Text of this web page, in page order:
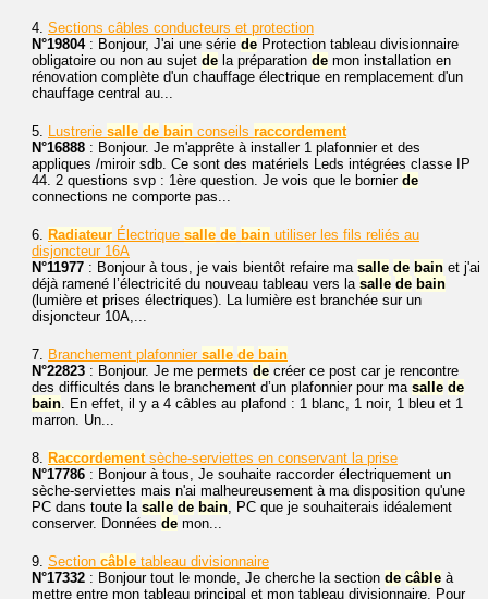
4. Sections câbles conducteurs et protection
N°19804: Bonjour, J'ai une série de Protection tableau divisionnaire
obligatoire ou non au sujet de la préparation de mon installation en
rénovation complète d'un chauffage électrique en remplacement d'un
chauffage central au...
5. Lustrerie salle de bain conseils raccordement
N°16888 : Bonjour. Je m'apprête à installer 1 plafonnier et des
appliques /miroir sdb. Ce sont des matériels Leds intégrées classe IP
44. 2 questions svp : 1ère question. Je vois que le bornier de
connections ne comporte pas...
6. Radiateur Électrique salle de bain utiliser les fils reliés au
disjoncteur 16A
N°11977 : Bonjour à tous, je vais bientôt refaire ma salle de bain et j'ai
déjà ramené l’électricité du nouveau tableau vers la salle de bain
(lumière et prises électriques). La lumière est branchée sur un
disjoncteur 10A,...
7. Branchement plafonnier salle de bain
N°22823 : Bonjour. Je me permets de créer ce post car je rencontre
des difficultés dans le branchement d’un plafonnier pour ma salle de
bain. En effet, il y a 4 câbles au plafond : 1 blanc, 1 noir, 1 bleu et 1
marron. Un...
8. Raccordementsèche-serviettes en conservant la prise
N°17786 : Bonjour à tous, Je souhaite raccorder électriquement un
sèche-serviettes mais n'ai malheureusement à ma disposition qu'une
PC dans toute la salle de bain, PC que je souhaiterais idéalement
conserver. Données de mon...
9. Section câble tableau divisionnaire
N°17332 : Bonjour tout le monde, Je cherche la section de câble à
mettre entre mon tableau principal et mon tableau divisionnaire. Pour